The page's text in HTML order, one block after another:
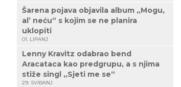
Šarena pojava objavila album „Mogu,
al’ neću“ s kojim se ne planira
uklopiti
01. LIPANJ
Lenny Kravitz odabrao bend
Aracataca kao predgrupu, a s njima
stiže singl „Sjeti me se“
29. SVIBANJ